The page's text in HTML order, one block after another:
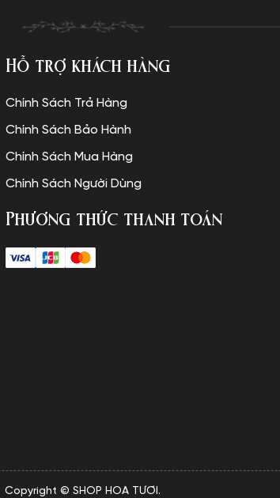
Hỗ trợ khách hàng
Chính Sách Trả Hàng
Chính Sách Bảo Hành
Chính Sách Mua Hàng
Chính Sách Người Dùng
Phương thức thanh toán
Copyright © SHOP HOA TƯƠI.